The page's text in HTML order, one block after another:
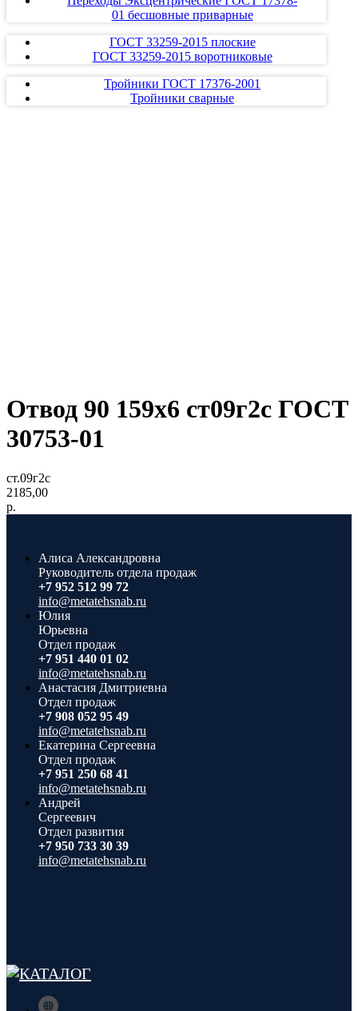
01 бесшовные приварные
ГОСТ 33259-2015 плоские
ГОСТ 33259-2015 воротниковые
Тройники ГОСТ 17376-2001
Тройники сварные
Отвод 90 159х6 ст09г2с ГОСТ
30753-01
ст.09г2с
2185,00
р.
Алиса Александровна
Руководитель отдела продаж
+7 952 512 99 72
info@metatehsnab.ru
Юлия
Юрьевна
Отдел продаж
+7 951 440 01 02
info@metatehsnab.ru
Анастасия Дмитриевна
Отдел продаж
+7 908 052 95 49
info@metatehsnab.ru
Екатерина Сергеевна
Отдел продаж
+7 951 250 68 41
info@metatehsnab.ru
Андрей
Сергеевич
Отдел развития
+7 950 733 30 39
info@metatehsnab.ru